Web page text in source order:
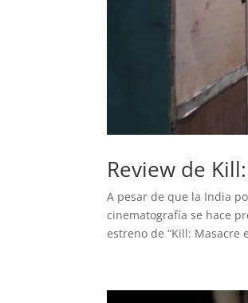
Review de
A pesar de que la India
cinematografía se hace
estreno de “Kill: Masacre